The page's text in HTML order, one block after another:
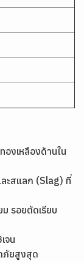
งเหลืองด้านใน
ละสแลก (Slag) ที่
รอยตัดเรียบ
จน
ภัยสูงสุด